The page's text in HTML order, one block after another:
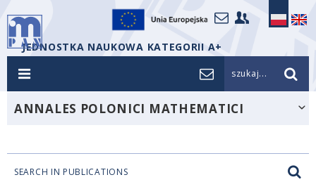
JEDNOSTKA NAUKOWA KATEGORII A+
szukaj...
ANNALES POLONICI MATHEMATICI
SEARCH IN PUBLICATIONS